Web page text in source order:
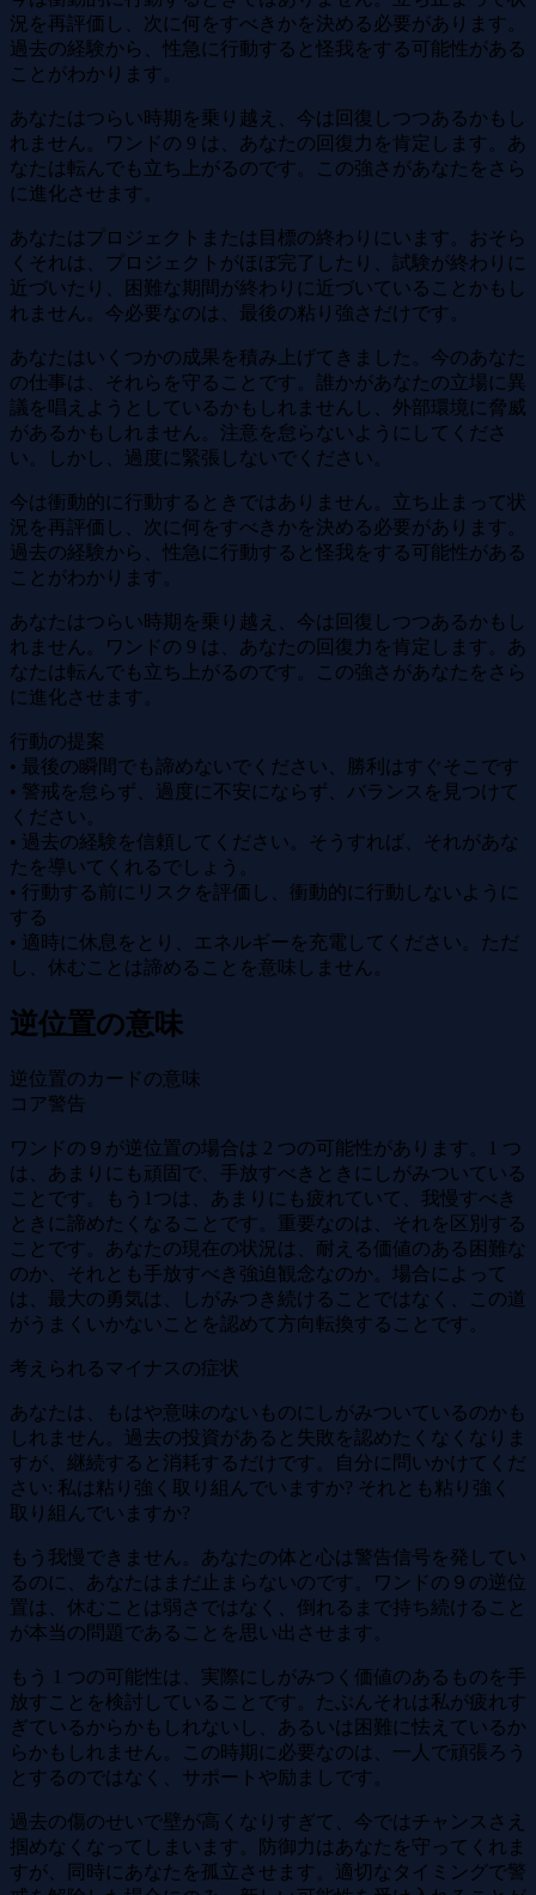
況を再評価し、次に何をすべきかを決める必要があります。
過去の経験から、性急に行動すると怪我をする可能性がある
ことがわかります。
あなたはつらい時期を乗り越え、今は回復しつつあるかもし
れません。ワンドの 9 は、あなたの回復力を肯定します。あ
なたは転んでも立ち上がるのです。この強さがあなたをさら
に進化させます。
あなたはプロジェクトまたは目標の終わりにいます。おそら
くそれは、プロジェクトがほぼ完了したり、試験が終わりに
近づいたり、困難な期間が終わりに近づいていることかもし
れません。今必要なのは、最後の粘り強さだけです。
あなたはいくつかの成果を積み上げてきました。今のあなた
の仕事は、それらを守ることです。誰かがあなたの立場に異
議を唱えようとしているかもしれませんし、外部環境に脅威
があるかもしれません。注意を怠らないようにしてくださ
い。しかし、過度に緊張しないでください。
今は衝動的に行動するときではありません。立ち止まって状
況を再評価し、次に何をすべきかを決める必要があります。
過去の経験から、性急に行動すると怪我をする可能性がある
ことがわかります。
あなたはつらい時期を乗り越え、今は回復しつつあるかもし
れません。ワンドの 9 は、あなたの回復力を肯定します。あ
なたは転んでも立ち上がるのです。この強さがあなたをさら
に進化させます。
行動の提案
• 最後の瞬間でも諦めないでください、勝利はすぐそこです
• 警戒を怠らず、過度に不安にならず、バランスを見つけて
ください。
• 過去の経験を信頼してください。そうすれば、それがあな
たを導いてくれるでしょう。
• 行動する前にリスクを評価し、衝動的に行動しないように
する
• 適時に休息をとり、エネルギーを充電してください。ただ
し、休むことは諦めることを意味しません。
逆位置の意味
逆位置のカードの意味
コア警告
ワンドの９が逆位置の場合は 2 つの可能性があります。1 つ
は、あまりにも頑固で、手放すべきときにしがみついている
ことです。もう1つは、あまりにも疲れていて、我慢すべき
ときに諦めたくなることです。重要なのは、それを区別する
ことです。あなたの現在の状況は、耐える価値のある困難な
のか、それとも手放すべき強迫観念なのか。場合によって
は、最大の勇気は、しがみつき続けることではなく、この道
がうまくいかないことを認めて方向転換することです。
考えられるマイナスの症状
あなたは、もはや意味のないものにしがみついているのかも
しれません。過去の投資があると失敗を認めたくなくなりま
すが、継続すると消耗するだけです。自分に問いかけてくだ
さい: 私は粘り強く取り組んでいますか? それとも粘り強く
取り組んでいますか?
もう我慢できません。あなたの体と心は警告信号を発してい
るのに、あなたはまだ止まらないのです。ワンドの９の逆位
置は、休むことは弱さではなく、倒れるまで持ち続けること
が本当の問題であることを思い出させます。
もう 1 つの可能性は、実際にしがみつく価値のあるものを手
放すことを検討していることです。たぶんそれは私が疲れす
ぎているからかもしれないし、あるいは困難に怯えているか
らかもしれません。この時期に必要なのは、一人で頑張ろう
とするのではなく、サポートや励ましです。
過去の傷のせいで壁が高くなりすぎて、今ではチャンスさえ
掴めなくなってしまいます。防御力はあなたを守ってくれま
すが、同時にあなたを孤立させます。適切なタイミングで警